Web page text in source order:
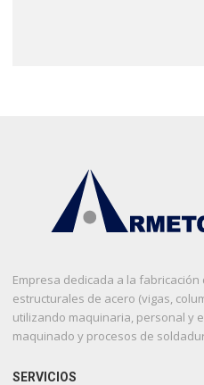
Empresa dedicada a la
estructurales de acero (vigas,
utilizando maquinaria, personal y
maquinado y procesos de
SERVICIOS